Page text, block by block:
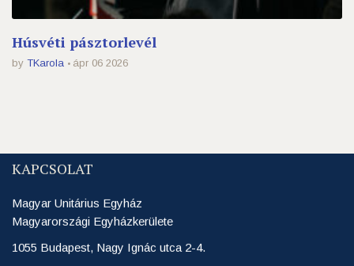
Húsvéti pásztorlevél
by TKarola ápr 06 2026
KAPCSOLAT
Magyar Unitárius Egyház
Magyarországi Egyházkerülete
1055 Budapest, Nagy Ignác utca 2-4.